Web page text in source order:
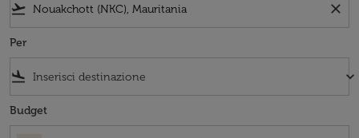
flight_takeoff close
Per
flight_land keyboard_arrow_down
Budget